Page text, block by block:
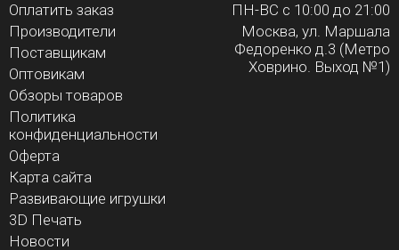
Оплатить заказ
Производители
Поставщикам
Оптовикам
Обзоры товаров
Политика
конфиденциальности
Оферта
Карта сайта
Развивающие игрушки
3D Печать
Новости
ПН-ВС с 10:00 до 21:00
Москва, ул. Маршала
Федоренко д.3 (Метро
Ховрино. Выход №1)